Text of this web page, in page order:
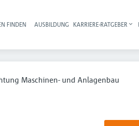
Haupt-Navigation
FINDEN AUSBILDUNG KARRIERE-RATGEBER
Maschinen- und Anlagenbau